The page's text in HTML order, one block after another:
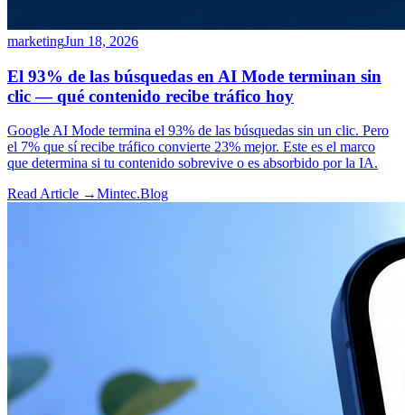
marketingJun 18, 2026
El 93% de las búsquedas en AI Mode terminan sin
clic — qué contenido recibe tráfico hoy
Google AI Mode termina el 93% de las búsquedas sin un clic. Pero
el 7% que sí recibe tráfico convierte 23% mejor. Este es el marco
que determina si tu contenido sobrevive o es absorbido por la IA.
Read Article →Mintec.Blog